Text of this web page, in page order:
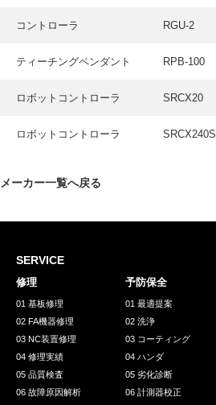
RECRUIT
お問い合わせ /
コントローラ RGU-2
ティーチングペンダント RPB-100
ロボットコントローラ SRCX20
ロボットコントローラ SRCX240S
メーカー一覧へ戻る
SERVICE
修理
01 基板修理
02 FA機器修理
03 NC装置修理
04 修理実績
05 品質検査
06 故障原因解析
予防保全
01 最適提案
02 洗浄
03 コーティング
04 ハンダ
05 劣化診断
06 計測器校正